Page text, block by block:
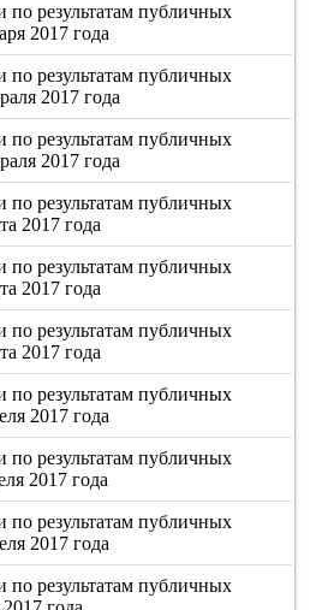
результатам публичных
2017 года
результатам публичных
2017 года
результатам публичных
2017 года
результатам публичных
2017 года
результатам публичных
2017 года
результатам публичных
2017 года
результатам публичных
2017 года
результатам публичных
2017 года
результатам публичных
2017 года
результатам публичных